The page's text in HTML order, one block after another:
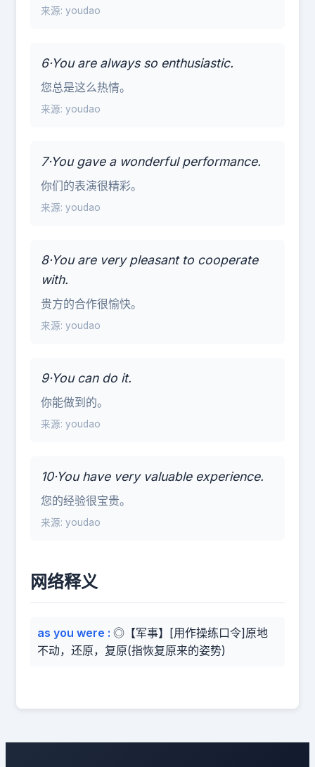
来源: youdao
6·You are always so enthusiastic.
您总是这么热情。
来源: youdao
7·You gave a wonderful performance.
你们的表演很精彩。
来源: youdao
8·You are very pleasant to cooperate
with.
贵方的合作很愉快。
来源: youdao
9·You can do it.
你能做到的。
来源: youdao
10·You have very valuable experience.
您的经验很宝贵。
来源: youdao
网络释义
as you were : ◎【军事】[用作操练口令]原地
不动，还原，复原(指恢复原来的姿势)